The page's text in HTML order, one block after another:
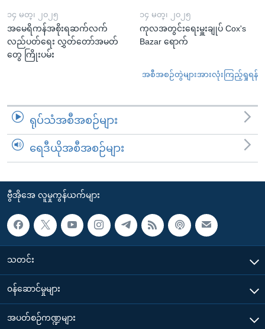
၁၄ မတ္၊ ၂၀၂၅
အမေရိကန်အစိုးရဆက်လက်
လည်ပတ်ရေး လွှတ်တော်အမတ်
တွေ ကြိုးပမ်း
၁၄ မတ္၊ ၂၀၂၅
ကုလအတွင်းရေးမှူးချုပ် Cox's
Bazar ရောက်
အစီအစဉ်တွဲများအားလုံးကြည့်ရှုရန်
ရုပ်သံအစီအစဉ်များ
ရေဒီယိုအစီအစဉ်များ
ဗွီအိုအေ လူမှုကွန်ယက်များ
သတင်း
၀န်ဆောင်မှုများ
အပတ်စဉ်ကဏ္ဍများ